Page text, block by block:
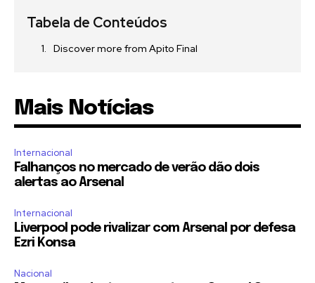
Tabela de Conteúdos
Discover more from Apito Final
Mais Notícias
Internacional
Falhanços no mercado de verão dão dois
alertas ao Arsenal
Internacional
Liverpool pode rivalizar com Arsenal por defesa
Ezri Konsa
Nacional